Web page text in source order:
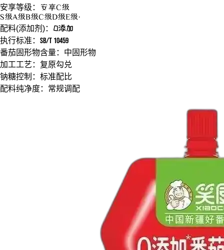
安享等级：
安享C级
S级A级B级C级D级E级·
配料(添加剂)： 0添加
执行标准： SB/T 10459
番茄固形物含量： 中固形物
加工工艺： 复原勾兑
钠糖控制： 标准配比
配料纯净度： 常规调配